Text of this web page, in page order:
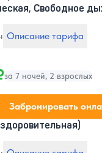
Свободное
Описание тарифа
за 7 ночей, 2 взрослых
Забронировать